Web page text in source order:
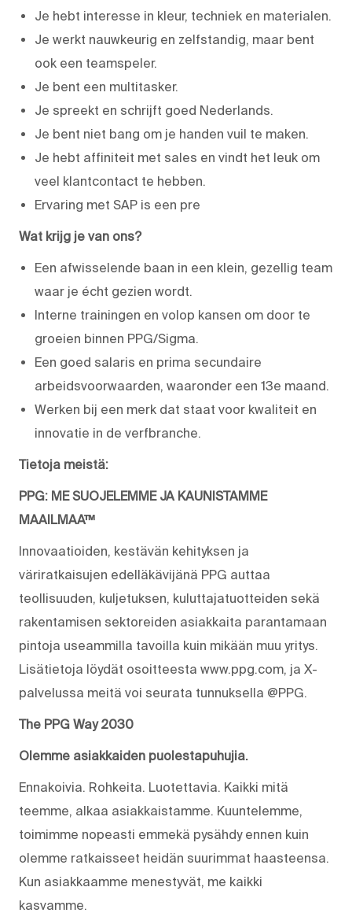
Je hebt interesse in kleur, techniek en materialen.
Je werkt nauwkeurig en zelfstandig, maar bent
ook een teamspeler.
Je bent een multitasker.
Je spreekt en schrijft goed Nederlands.
Je bent niet bang om je handen vuil te maken.
Je hebt affiniteit met sales en vindt het leuk om
veel klantcontact te hebben.
Ervaring met SAP is een pre
Wat krijg je van ons?
Een afwisselende baan in een klein, gezellig team
waar je écht gezien wordt.
Interne trainingen en volop kansen om door te
groeien binnen PPG/Sigma.
Een goed salaris en prima secundaire
arbeidsvoorwaarden, waaronder een 13e maand.
Werken bij een merk dat staat voor kwaliteit en
innovatie in de verfbranche.
Tietoja meistä:
PPG: ME SUOJELEMME JA KAUNISTAMME
MAAILMAA™
Innovaatioiden, kestävän kehityksen ja
väriratkaisujen edelläkävijänä PPG auttaa
teollisuuden, kuljetuksen, kuluttajatuotteiden sekä
rakentamisen sektoreiden asiakkaita parantamaan
pintoja useammilla tavoilla kuin mikään muu yritys.
Lisätietoja löydät osoitteesta www.ppg.com, ja X-
palvelussa meitä voi seurata tunnuksella @PPG.
The PPG Way 2030
Olemme asiakkaiden puolestapuhujia.
Ennakoivia. Rohkeita. Luotettavia. Kaikki mitä
teemme, alkaa asiakkaistamme. Kuuntelemme,
toimimme nopeasti emmekä pysähdy ennen kuin
olemme ratkaisseet heidän suurimmat haasteensa.
Kun asiakkaamme menestyvät, me kaikki
kasvamme.